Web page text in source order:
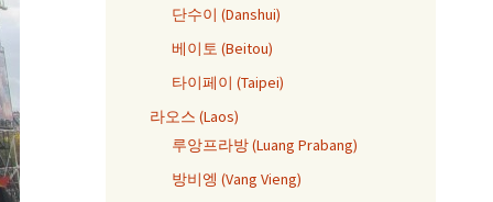
단수이 (Danshui)
베이토 (Beitou)
타이페이 (Taipei)
라오스 (Laos)
루앙프라방 (Luang Prabang)
방비엥 (Vang Vieng)